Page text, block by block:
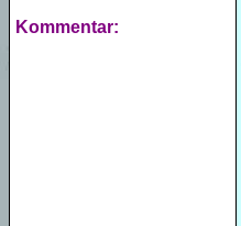
Kommentar: